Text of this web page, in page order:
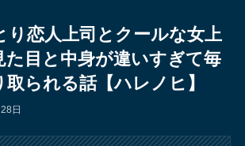
り恋人上司とクールな女上
た目と中身が違いすぎて毎
取られる話【ハレノヒ】
日